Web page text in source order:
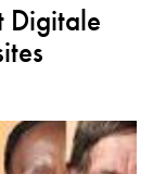
Digitale